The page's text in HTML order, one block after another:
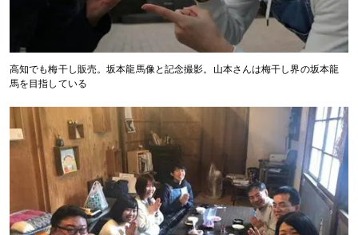
高知でも梅干し販売。坂本龍馬像と記念撮影。山本さんは梅干し界の坂本龍
馬を目指している